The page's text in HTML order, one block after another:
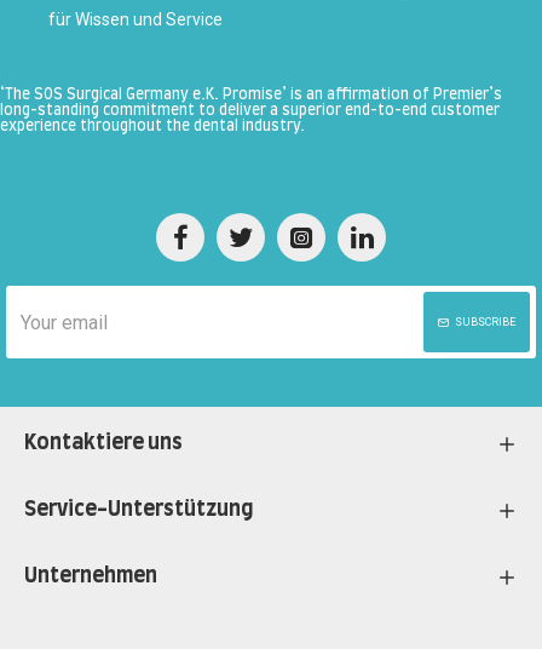
für Wissen und Service
‘The SOS Surgical Germany e.K. Promise’ is an affirmation of Premier’s
long-standing commitment to deliver a superior end-to-end customer
experience throughout the dental industry.
SUBSCRIBE
Kontaktiere uns
Service-Unterstützung
Unternehmen